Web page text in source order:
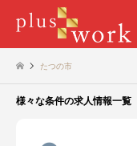
たつの市
様々な条件の求人情報一覧